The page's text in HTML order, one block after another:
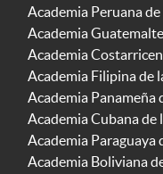
Academia Peruana de
Academia
Academia
Academia Filipina de
Academia Panameña
Academia Cubana de
Academia Paraguaya
Academia Boliviana